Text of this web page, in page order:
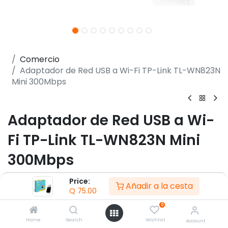
Price:
Q 75.00 Añadir a la cesta
Home Search
0
Wishlist Account
Comercio
Adaptador de Red USB a Wi-Fi TP-Link TL-WN823N
Mini 300Mbps
Adaptador de Red USB a Wi-
Fi TP-Link TL-WN823N Mini
300Mbps
(0 reseña)
- Interfaz USB 2.0
- Botones Wi-Fi Protegida (WPS)
- Frecuencia 2.400 - 2.4835 GHz